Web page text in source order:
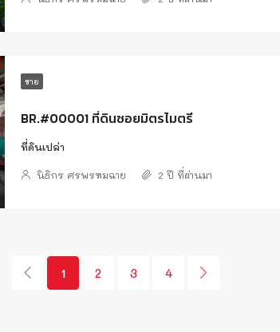
ขาย
BR.#00001 ที่ดินซอยมิตรไมตรี
ที่ดินเปล่า
นิธิกร ศรพรหมฉาย 2 ปี ที่ผ่านมา
1 2 3 4